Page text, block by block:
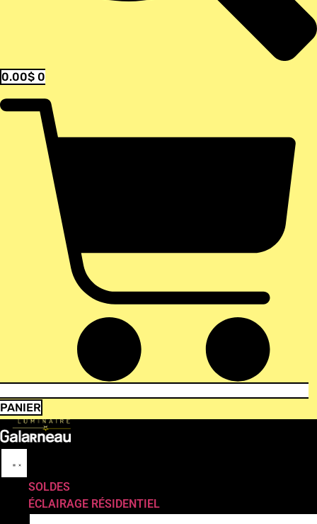
0.00$ 0
PANIER
SOLDES
ÉCLAIRAGE RÉSIDENTIEL